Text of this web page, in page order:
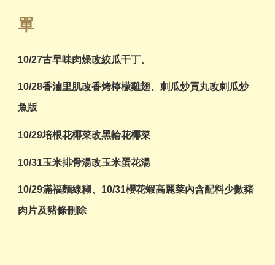
單
10/27古早味肉燥改絞瓜干丁、
10/28香滷里肌改香烤檸檬雞翅、刺瓜炒貢丸改刺瓜炒
魚版
10/29培根花椰菜改黑輪花椰菜
10/31玉米排骨湯改玉米蛋花湯
10/29滿福麵線糊、10/31櫻花蝦高麗菜內含配料少數豬
肉片及豬條刪除